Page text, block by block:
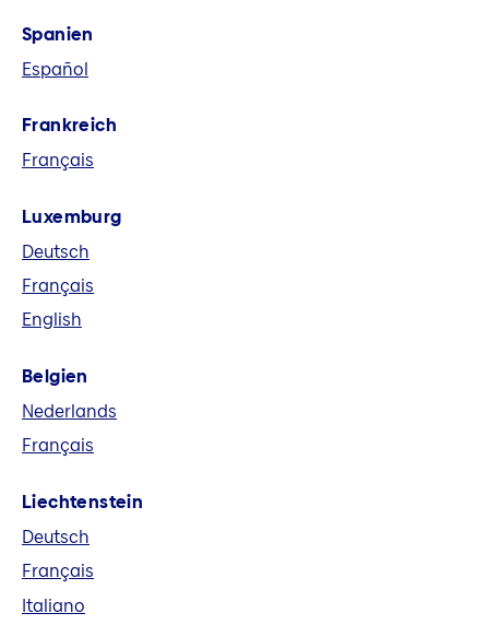
Fusion Helvetia und Baloise
Alle Unterlagen im Zusammenhang mit der
hier heruntergeladen werden.
Spanien
Español
Frankreich
Français
Luxemburg
Deutsch
Français
English
Belgien
Nederlands
Français
Liechtenstein
Deutsch
Français
Italiano